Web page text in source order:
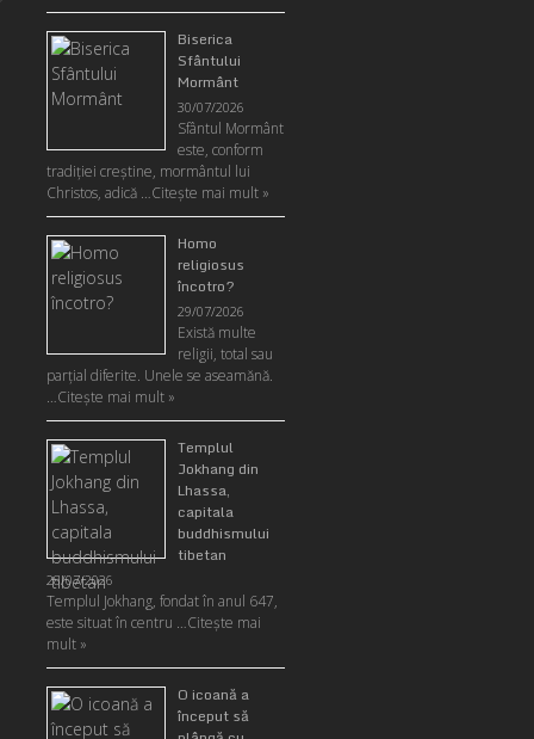
Biserica
Sfântului
Mormânt
30/07/2026
Sfântul Mormânt
este, conform
tradiţiei creştine, mormântul lui
Christos, adică …Citeşte mai mult »
Homo
religiosus
încotro?
29/07/2026
Există multe
religii, total sau
parţial diferite. Unele se aseamănă.
…Citeşte mai mult »
Templul
Jokhang din
Lhassa,
capitala
buddhismului
tibetan
28/07/2026
Templul Jokhang, fondat în anul 647,
este situat în centru …Citeşte mai
mult »
O icoană a
început să